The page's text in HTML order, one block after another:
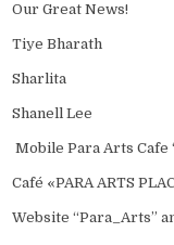
Our Great News!
Tiye Bharath
Sharlita
Shanell Lee
Mobile Para Arts Cafe
Café «PARA ARTS
Website “Para_Arts”